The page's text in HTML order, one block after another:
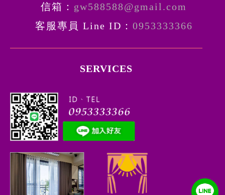
信箱： gw588588@gmail.com
客服專員 Line ID： 0953333366
SERVICES